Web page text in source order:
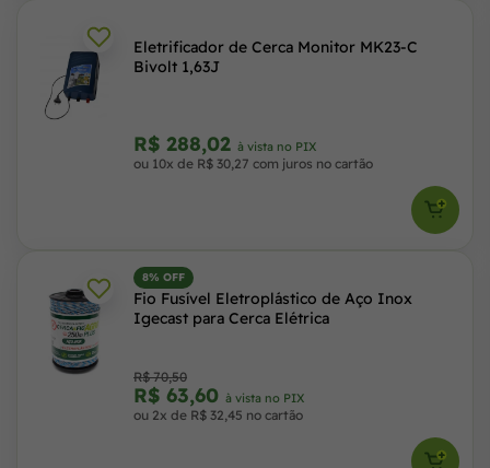
Eletrificador de Cerca Monitor MK23-C
Bivolt 1,63J
R$ 288,02 à vista no PIX
ou 10x de R$ 30,27 com juros no cartão
8% OFF
Fio Fusível Eletroplástico de Aço Inox
Igecast para Cerca Elétrica
R$ 70,50
R$ 63,60 à vista no PIX
ou 2x de R$ 32,45 no cartão